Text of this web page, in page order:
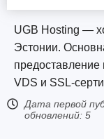
UGB Hosting —
Эстонии.
VDS и SSL-
Дата первой
обновлений: 5